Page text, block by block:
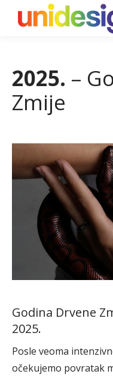
2025. –
Zmije
Godina Drvene
2025.
Posle veoma
očekujemo povratak